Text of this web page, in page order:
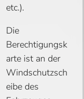
etc.).
Die
Berechtigungsk
arte ist an der
Windschutzsch
eibe des